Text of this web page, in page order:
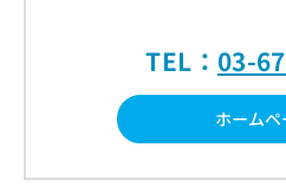
TEL： 03-
ホーム